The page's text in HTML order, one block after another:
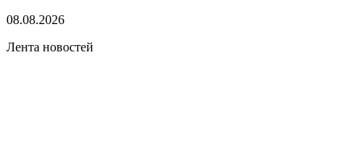
08.08.2026
Лента новостей